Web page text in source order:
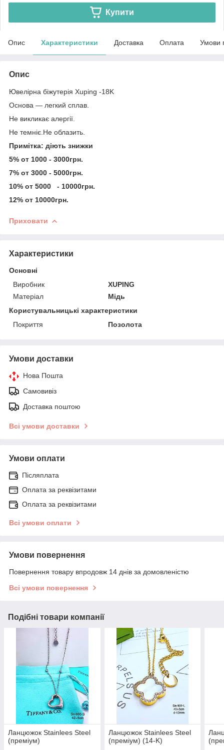
Купити
Опис Характеристики Доставка Оплата Умови
Опис
Ювелірна біжутерія Xuping -18K
Основа — легкий сплав.
Не викликає алергії.
Не темніє.Не облазить.
Примітка: діють знижки
5% от 1000 - 3000грн.
7% от 3000 - 5000грн.
10% от 5000 - 10000грн.
12% от 10000грн.
Приховати
Характеристики
Основні
Виробник
XUPING
Матеріал
Мідь
Користувальницькі характеристики
Покриття
Позолота
Умови доставки
Нова Пошта
Самовивіз
Доставка поштою
Всі умови доставки
Умови оплати
Післяплата
Оплата за реквізитами
Оплата за реквізитами
Всі умови оплати
Умови повернення
Повернення товару впродовж 14 днів за домовленістю
Всі умови повернення
Подібні товари компанії
Ланцюжок Stainlees Steel
(преміум)
Ланцюжок Stainlees Steel
(преміум) (14-K)